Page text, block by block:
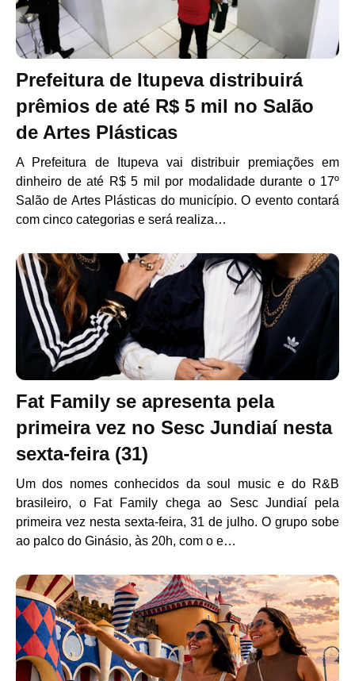
Prefeitura de Itupeva distribuirá
prêmios de até R$ 5 mil no Salão
de Artes Plásticas
A Prefeitura de Itupeva vai distribuir premiações em
dinheiro de até R$ 5 mil por modalidade durante o 17º
Salão de Artes Plásticas do município. O evento contará
com cinco categorias e será realiza…
Fat Family se apresenta pela
primeira vez no Sesc Jundiaí nesta
sexta-feira (31)
Um dos nomes conhecidos da soul music e do R&B
brasileiro, o Fat Family chega ao Sesc Jundiaí pela
primeira vez nesta sexta-feira, 31 de julho. O grupo sobe
ao palco do Ginásio, às 20h, com o e…